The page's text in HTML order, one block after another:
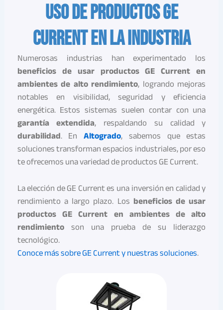
Uso de productos GE
Current en la industria
Numerosas industrias han experimentado los
beneficios de usar productos GE Current en
ambientes de alto rendimiento, logrando mejoras
notables en visibilidad, seguridad y eficiencia
energética. Estos sistemas suelen contar con una
garantía extendida, respaldando su calidad y
durabilidad. En Altogrado, sabemos que estas
soluciones transforman espacios industriales, por eso
te ofrecemos una variedad de productos GE Current.
La elección de GE Current es una inversión en calidad y
rendimiento a largo plazo. Los beneficios de usar
productos GE Current en ambientes de alto
rendimientoson una prueba de su liderazgo
tecnológico.
Conoce más sobre GE Current y nuestras soluciones.